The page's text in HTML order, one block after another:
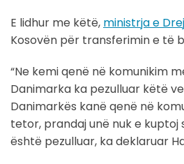
E lidhur me këtë, ministrja e
Kosovën për transferimin e të
“Ne kemi qenë në komunikim
Danimarka ka pezulluar këtë
Danimarkës kanë qenë në
tetor, prandaj unë nuk e
është pezulluar, ka deklaruar